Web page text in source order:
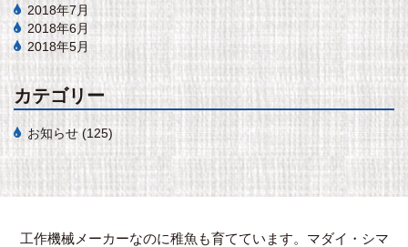
2018年7月
2018年6月
2018年5月
カテゴリー
お知らせ (125)
工作機械メーカーなのに稚魚も育てています。マダイ・シマ